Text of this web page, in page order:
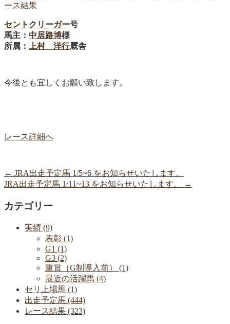
ース結果
セントクリーガー号
馬主： 中居路博様
所属：
上村 洋行厩舎
今後とも宜しくお願い致します。
レース詳細へ
← JRA出走予定馬 1/5~6 をお知らせいたします。
JRA出走予定馬 1/11~13 をお知らせいたします。
→
カテゴリー
実績 (9)
表彰 (1)
G1 (1)
G3 (2)
重賞（G制導入前） (1)
最近の活躍馬 (4)
セリ上場馬 (1)
出走予定馬 (444)
レース結果 (323)